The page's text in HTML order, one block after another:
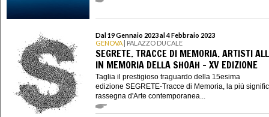
Dal 19 Gennaio 2023 al 4 Febbraio 2023
GENOVA | PALAZZO DUCALE
SEGRETE. TRACCE DI MEMORIA. ARTISTI
IN MEMORIA DELLA SHOAH - XV EDIZIONE
Taglia il prestigioso traguardo della 15esima
edizione SEGRETE-Tracce di Memoria, la più
rassegna d'Arte contemporanea...